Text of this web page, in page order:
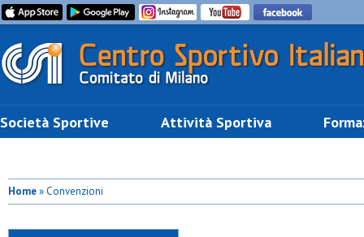
Società Sportive Attività Sportiva
Home» Convenzioni